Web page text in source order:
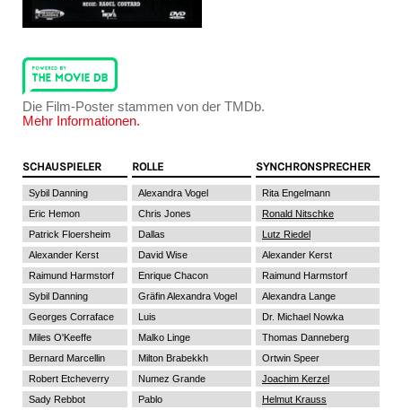
Die Film-Poster stammen von der TMDb.
Mehr Informationen.
SCHAUSPIELER ROLLE SYNCHRONSPRECHER
Sybil Danning Alexandra Vogel
Rita Engelmann
Eric Hemon
Chris Jones
Ronald Nitschke
Patrick Floersheim
Dallas
Lutz Riedel
Alexander Kerst
David Wise
Alexander Kerst
Raimund Harmstorf
Enrique Chacon
Raimund Harmstorf
Sybil Danning
Gräfin Alexandra Vogel
Alexandra Lange
Georges Corraface
Luis
Dr. Michael Nowka
Miles O'Keeffe
Malko Linge
Thomas Danneberg
Bernard Marcellin
Milton Brabekkh
Ortwin Speer
Robert Etcheverry
Numez Grande
Joachim Kerzel
Sady Rebbot
Pablo Helmut Krauss